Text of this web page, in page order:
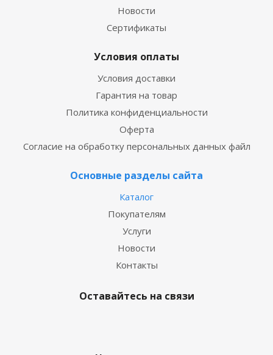
Новости
Сертификаты
Условия оплаты
Условия доставки
Гарантия на товар
Политика конфиденциальности
Оферта
Согласие на обработку персональных данных файл
Основные разделы сайта
Каталог
Покупателям
Услуги
Новости
Контакты
Оставайтесь на связи